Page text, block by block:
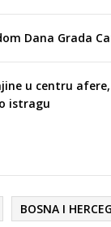
Dana Grada
u centru
istragu
BOSNA I